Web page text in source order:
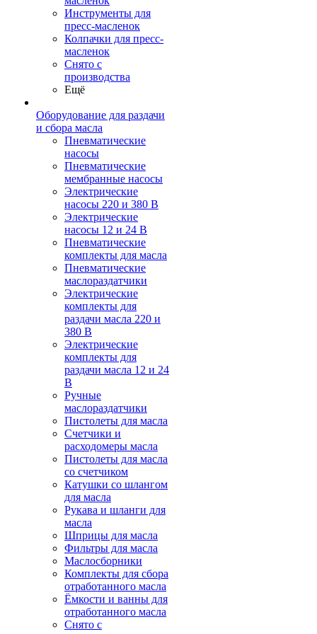
Инструменты для
пресс-масленок
Колпачки для пресс-
масленок
Снято с
производства
Ещё
Оборудование для раздачи
и сбора масла
Пневматические
насосы
Пневматические
мембранные насосы
Электрические
насосы 220 и 380 В
Электрические
насосы 12 и 24 В
Пневматические
комплекты для масла
Пневматические
маслораздатчики
Электрические
комплекты для
раздачи масла 220 и
380 В
Электрические
комплекты для
раздачи масла 12 и 24
В
Ручные
маслораздатчики
Пистолеты для масла
Счетчики и
расходомеры масла
Пистолеты для масла
со счетчиком
Катушки со шлангом
для масла
Рукава и шланги для
масла
Шприцы для масла
Фильтры для масла
Маслосборники
Комплекты для сбора
отработанного масла
Ёмкости и ванны для
отработанного масла
Снято с